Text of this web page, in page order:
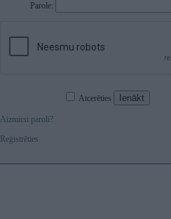
Parole:
Atcerēties
Aizmirsi paroli?
Reģistrēties